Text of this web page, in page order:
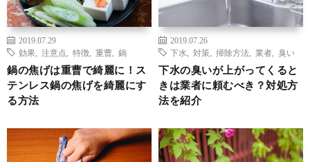
2019.07.29
効果
注意点 特徴 重曹 鍋
鍋の焦げは重曹で綺麗に！ス
テンレス鍋の焦げを綺麗にす
る方法
2019.07.26
下水
対策 掃除方法 業者 臭い
下水の臭いが上がってくると
きは業者に頼むべき？対処方
法を紹介